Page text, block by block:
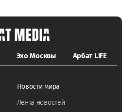
Эхо Москвы Арбат LIFE
Новости мира
Лента новостей